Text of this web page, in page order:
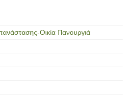
Οικία Πανουργιά